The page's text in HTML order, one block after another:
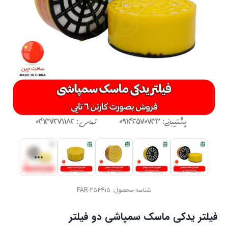
شناسه محصول: FAR-354415
فیلتر یدکی ماسک سمپاشی دو فیلتر